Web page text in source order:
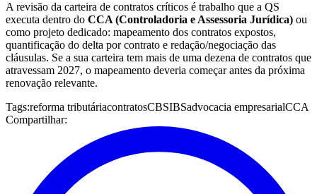
A revisão da carteira de contratos críticos é trabalho que a QS
executa dentro do CCA (Controladoria e Assessoria Jurídica) ou
como projeto dedicado: mapeamento dos contratos expostos,
quantificação do delta por contrato e redação/negociação das
cláusulas. Se a sua carteira tem mais de uma dezena de contratos que
atravessam 2027, o mapeamento deveria começar antes da próxima
renovação relevante.
Tags:reforma tributáriacontratosCBSIBSadvocacia empresarialCCA
Compartilhar: